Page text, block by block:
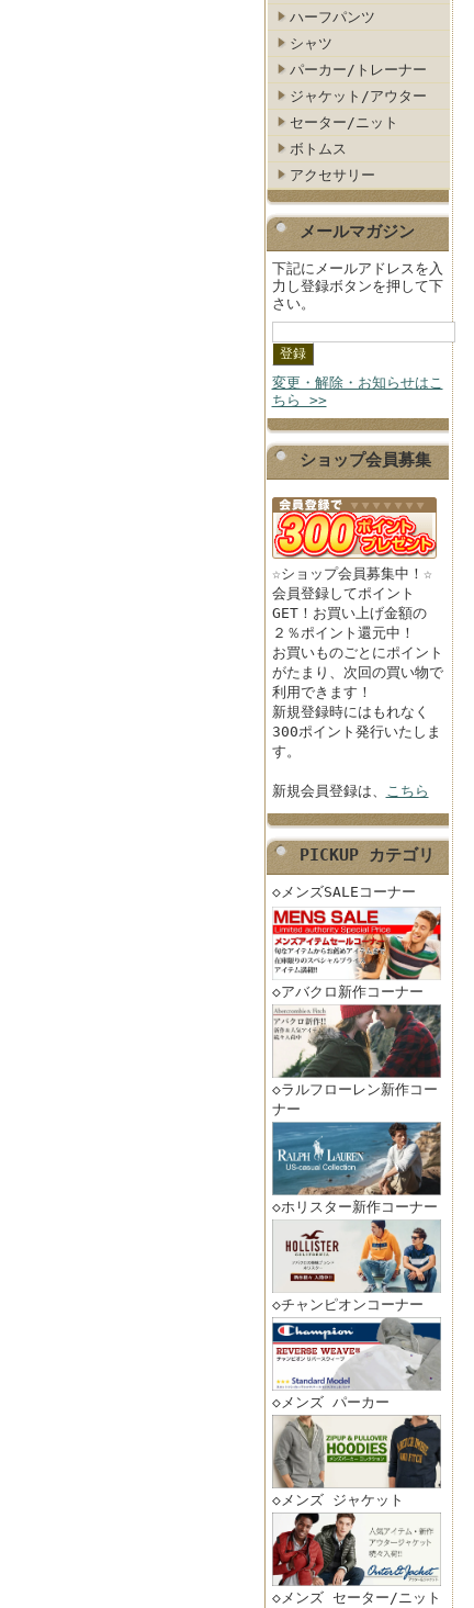
ハーフパンツ
シャツ
パーカー/トレーナー
ジャケット/アウター
セーター/ニット
ボトムス
アクセサリー
メールマガジン
下記にメールアドレスを入
力し登録ボタンを押して下
さい。
変更・解除・お知らせはこ
ちら >>
ショップ会員募集
☆ショップ会員募集中！☆
会員登録してポイント
GET！お買い上げ金額の
２％ポイント還元中！
お買いものごとにポイント
がたまり、次回の買い物で
利用できます！
新規登録時にはもれなく
300ポイント発行いたしま
す。
新規会員登録は、 こちら
PICKUP カテゴリ
◇メンズSALEコーナー
◇アバクロ新作コーナー
◇ラルフローレン新作コー
ナー
◇ホリスター新作コーナー
◇チャンピオンコーナー
◇メンズ パーカー
◇メンズ ジャケット
◇メンズ セーター/ニット